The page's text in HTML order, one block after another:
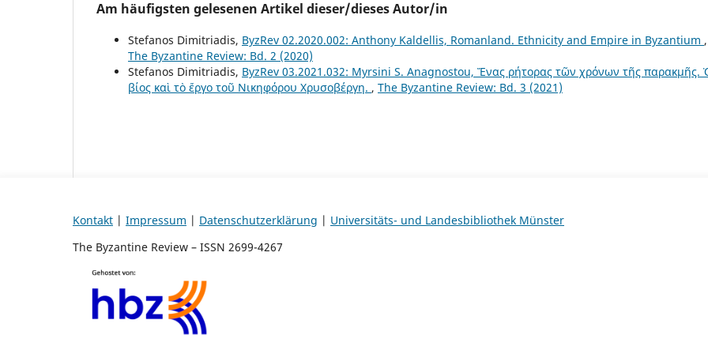
Am häufigsten gelesenen Artikel dieser/dieses Autor/in
Stefanos Dimitriadis, ByzRev 02.2020.002: Anthony Kaldellis, Romanland. Ethnicity and Empire in Byzantium ,
The Byzantine Review: Bd. 2 (2020)
Stefanos Dimitriadis, ByzRev 03.2021.032: Myrsini S. Anagnostou, Ἕνας ρήτορας τῶν χρόνων τῆς παρακμῆς.
βίος καὶ τὸ ἔργο τοῦ Νικηφόρου Χρυσοβέργη. , The Byzantine Review: Bd. 3 (2021)
Kontakt | Impressum | Datenschutzerklärung | Universitäts- und Landesbibliothek Münster
The Byzantine Review – ISSN 2699-4267